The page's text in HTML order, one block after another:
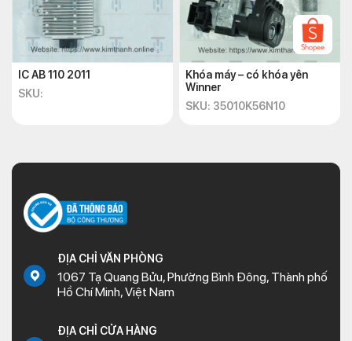
IC AB 110 2011
SKU:
Khóa máy – có khóa yên
Winner
SKU: 35010K56N10
ĐỊA CHỈ VĂN PHÒNG
1067 Tạ Quang Bửu, Phường Bình Đông, Thành phố
Hồ Chí Minh, Việt Nam
ĐỊA CHỈ CỬA HÀNG